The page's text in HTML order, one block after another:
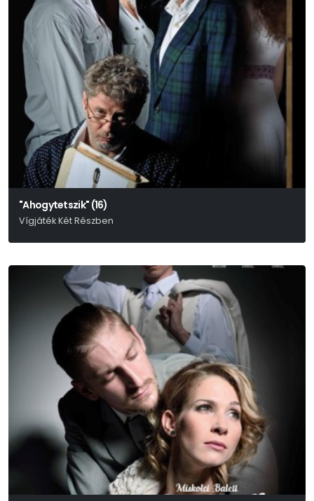
"Ahogytetszik" (16)
Vígjáték Két Részben